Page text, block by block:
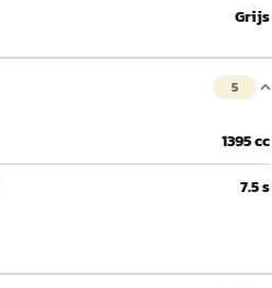
Grijs
5
1395 cc
7.5 s